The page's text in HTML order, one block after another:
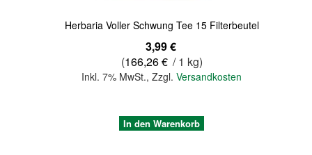
Herbaria Voller Schwung Tee 15 Filterbeutel
3,99 €
(166,26 € / 1 kg)
Inkl. 7% MwSt.,Zzgl.Versandkosten
In den Warenkorb